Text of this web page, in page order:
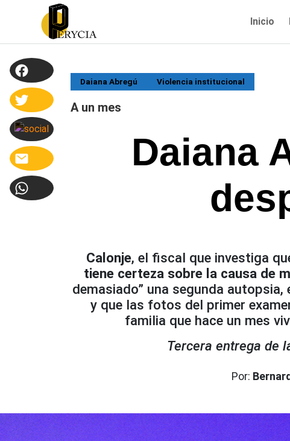
Inicio
Daiana Abregú Violencia institucional
A un mes
Daiana
Calonje, el fiscal que investiga
tiene certeza sobre la causa de
demasiado” una segunda
y que las fotos del primer
familia que hace un mes
Tercera entrega de
Por: